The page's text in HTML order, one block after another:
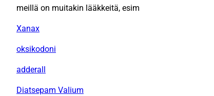
meillä on muitakin lääkkeitä, esim
Xanax
oksikodoni
adderall
Diatsepam Valium